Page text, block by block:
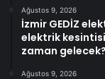
Ağustos 9, 2026
İzmir GEDİZ
elektrik
zaman gelecek?
Ağustos 9, 2026